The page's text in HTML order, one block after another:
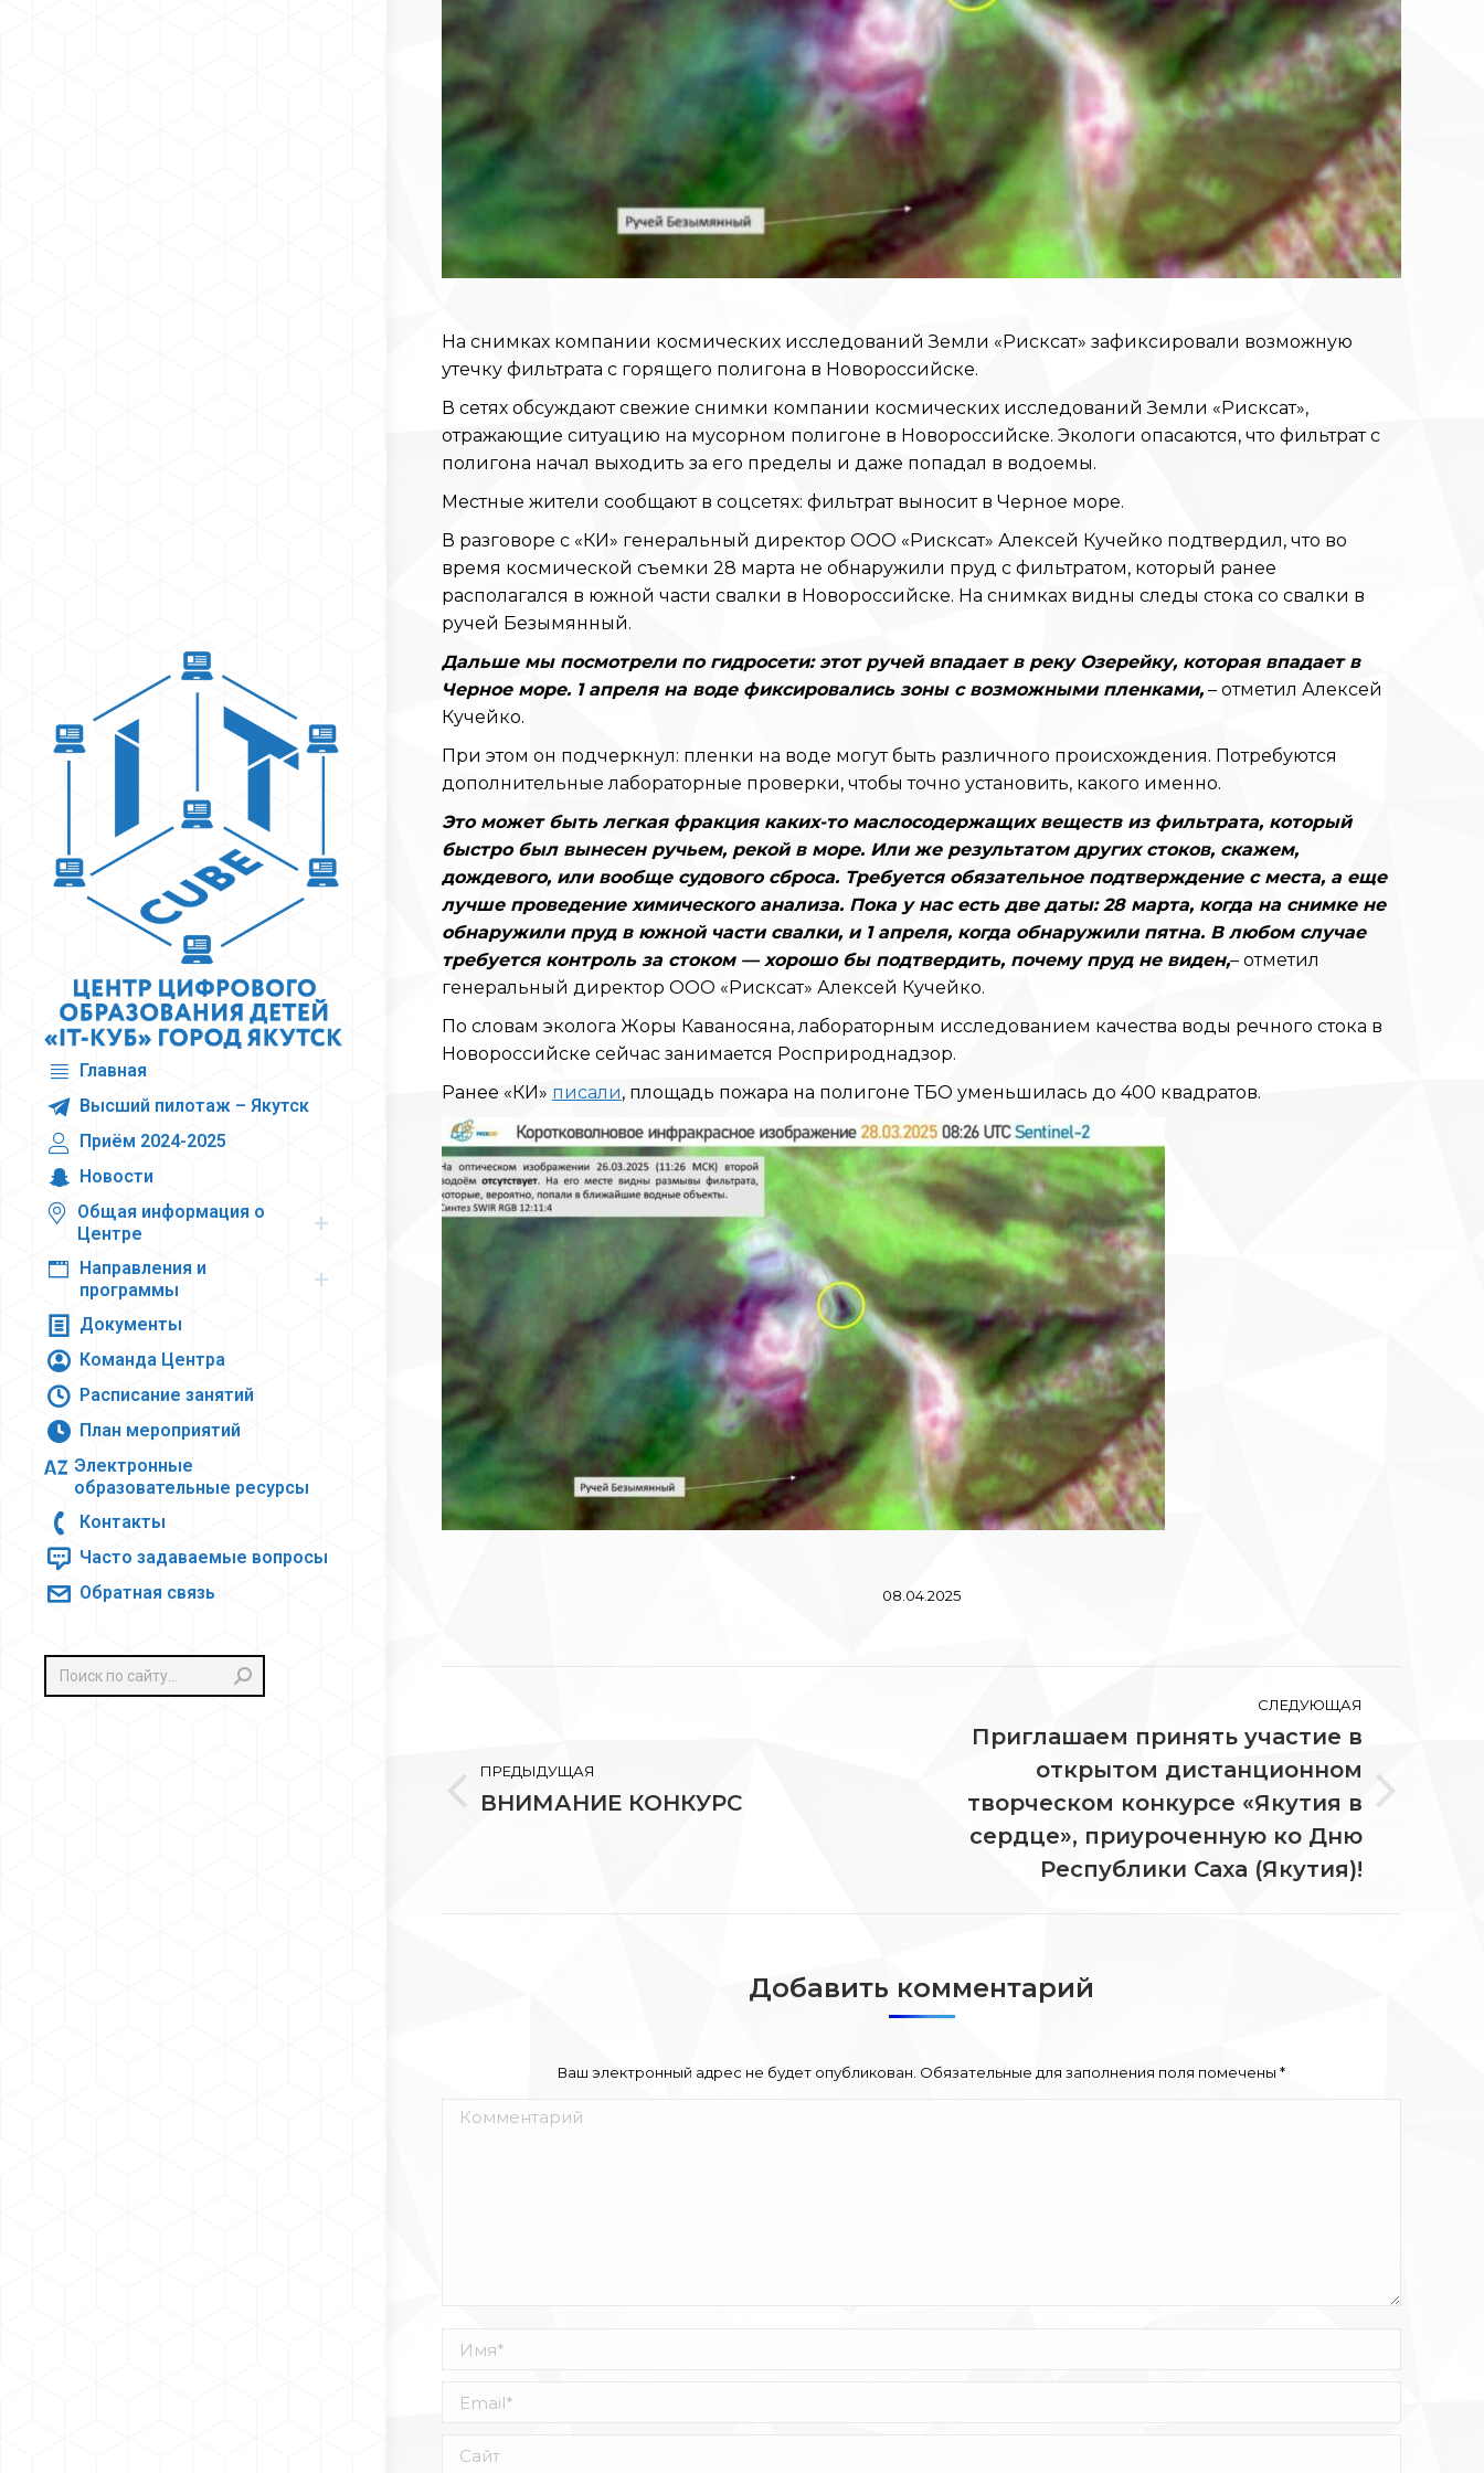
Главная
Высший пилотаж – Якутск
Приём 2024-2025
Новости
Общая информация о
Центре
Направления и
программы
Документы
Команда Центра
Расписание занятий
План мероприятий
Электронные
образовательные ресурсы
Контакты
Часто задаваемые вопросы
Обратная связь
Поиск:
На снимках компании космических исследований Земли «Рисксат» зафиксировали возможную
утечку фильтрата с горящего полигона в Новороссийске.
В сетях обсуждают свежие снимки компании космических исследований Земли «Рисксат»,
отражающие ситуацию на мусорном полигоне в Новороссийске. Экологи опасаются, что фильтрат с
полигона начал выходить за его пределы и даже попадал в водоемы.
Местные жители сообщают в соцсетях: фильтрат выносит в Черное море.
В разговоре с «КИ» генеральный директор ООО «Рисксат» Алексей Кучейко подтвердил, что во
время космической съемки 28 марта не обнаружили пруд с фильтратом, который ранее
располагался в южной части свалки в Новороссийске. На снимках видны следы стока со свалки в
ручей Безымянный.
Дальше мы посмотрели по гидросети: этот ручей впадает в реку Озерейку, которая впадает в
Черное море. 1 апреля на воде фиксировались зоны с возможными пленками, – отметил Алексей
Кучейко.
При этом он подчеркнул: пленки на воде могут быть различного происхождения. Потребуются
дополнительные лабораторные проверки, чтобы точно установить, какого именно.
Это может быть легкая фракция каких-то маслосодержащих веществ из фильтрата, который
быстро был вынесен ручьем, рекой в море. Или же результатом других стоков, скажем,
дождевого, или вообще судового сброса. Требуется обязательное подтверждение с места, а еще
лучше проведение химического анализа. Пока у нас есть две даты: 28 марта, когда на снимке не
обнаружили пруд в южной части свалки, и 1 апреля, когда обнаружили пятна. В любом случае
требуется контроль за стоком — хорошо бы подтвердить, почему пруд не виден,– отметил
генеральный директор ООО «Рисксат» Алексей Кучейко.
По словам эколога Жоры Каваносяна, лабораторным исследованием качества воды речного стока в
Новороссийске сейчас занимается Росприроднадзор.
Ранее «КИ» писали, площадь пожара на полигоне ТБО уменьшилась до 400 квадратов.
08.04.2025
записям
ПРЕДЫДУЩАЯ
Предыдущая
ВНИМАНИЕ КОНКУРС
СЛЕДУЮЩАЯ
Следующая
запись:
Приглашаем принять участие в
открытом дистанционном
творческом конкурсе «Якутия в
сердце», приуроченную ко Дню
Республики Саха (Якутия)!
Добавить комментарий
Ваш электронный адрес не будет опубликован. Обязательные для заполнения поля помечены *
Комментарий
Имя *
Email *
Сайт